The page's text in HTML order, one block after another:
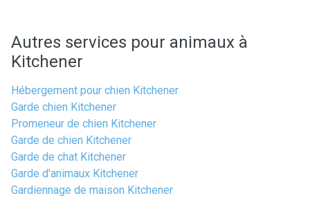
Autres services pour animaux à
Kitchener
Hébergement pour chien Kitchener
Garde chien Kitchener
Promeneur de chien Kitchener
Garde de chien Kitchener
Garde de chat Kitchener
Garde d'animaux Kitchener
Gardiennage de maison Kitchener